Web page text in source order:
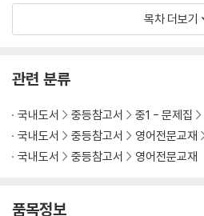
08회 모의고사 112
12회 모의고사 176
13회 모의고사 192
14회 모의고사 208
15회 모의고사 224
16회 모의고사 240
18회 모의고사 272
목차 더보기
관련 분류
국내도서 중등참고서 중1 - 문제집
국내도서
중등참고서 영어전문교재
국내도서
중등참고서 영어전문교재
품목정보